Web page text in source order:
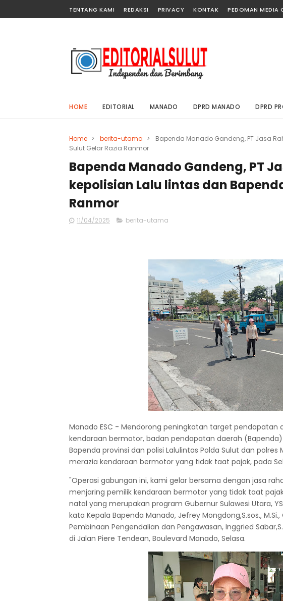
TENTANG KAMI REDAKSI PRIVACY KONTAK PEDOMAN MEDIA
HOME EDITORIAL MANADO DPRD MANADO DPRD
Home > berita-utama >
Bapenda Manado Gandeng, PT Jasa
Sulut Gelar Razia Ranmor
Bapenda Manado Gandeng, PT
kepolisian Lalu lintas dan
Ranmor
11/04/2025 berita-utama
Manado ESC - Mendorong peningkatan target pendapatan
kendaraan bermotor, badan pendapatan daerah
Bapenda provinsi dan polisi Lalulintas Polda Sulut dan
merazia kendaraan bermotor yang tidak taat pajak, pada
"Operasi gabungan ini, kami gelar bersama dengan jasa
menjaring pemilik kendaraan bermotor yang tidak taat
natal yang merupakan program Gubernur Sulawesi Utara,
kata Kepala Bapenda Manado, Jefrey Mongdong,S.sos.,
Pembinaan Pengendalian dan Pengawasan, Inggried
di Jalan Piere Tendean, Boulevard Manado, Selasa.